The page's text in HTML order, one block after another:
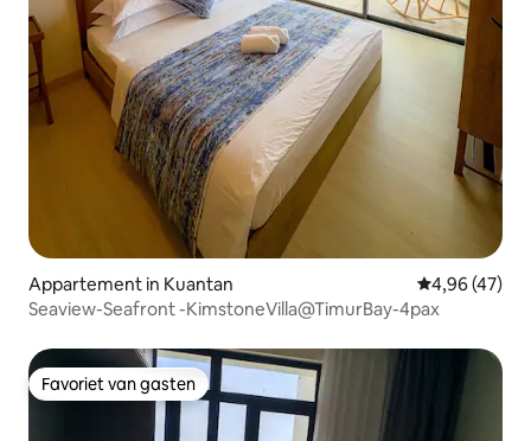
Appartement in Kuantan Gemiddelde
4,96 (47)
Seaview-Seafront -KimstoneVilla@TimurBay-4pax
Favoriet van gasten
Favoriet van gasten